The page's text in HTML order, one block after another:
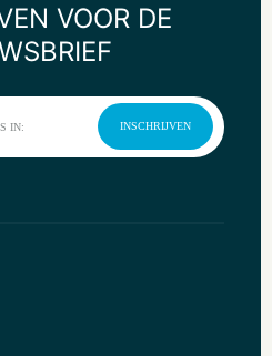
VOOR DE
INSCHRIJVEN